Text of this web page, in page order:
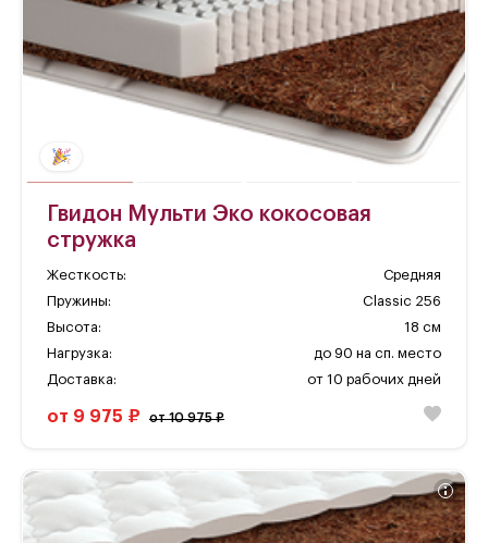
Гвидон Мульти Эко кокосовая
стружка
Жесткость:
Средняя
Пружины:
Classic 256
Высота:
18 см
Нагрузка:
до 90 на сп. место
Доставка:
от 10 рабочих дней
от 9 975 ₽ от 10 975 ₽